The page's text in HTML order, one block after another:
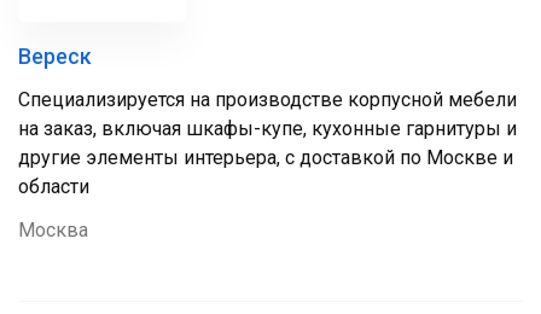
Вереск
Специализируется на производстве корпусной мебели
на заказ, включая шкафы-купе, кухонные гарнитуры и
другие элементы интерьера, с доставкой по Москве и
области
Москва